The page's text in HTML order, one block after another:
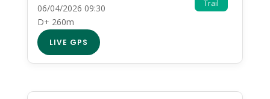
Trail
06/04/2026 09:30
D+ 260m
LIVE GPS